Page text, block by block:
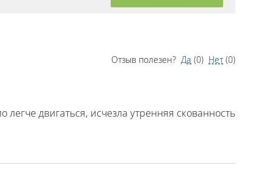
Отзыв полезен? Да (0) Нет (0)
двигаться, исчезла утренняя скованность